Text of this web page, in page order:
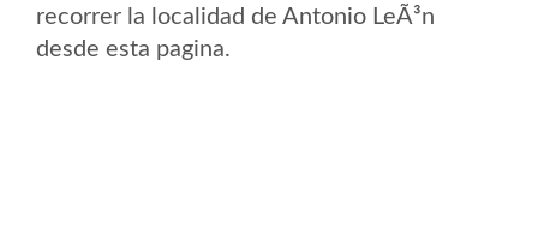
recorrer la localidad de Antonio LeÃ³n
desde esta pagina.